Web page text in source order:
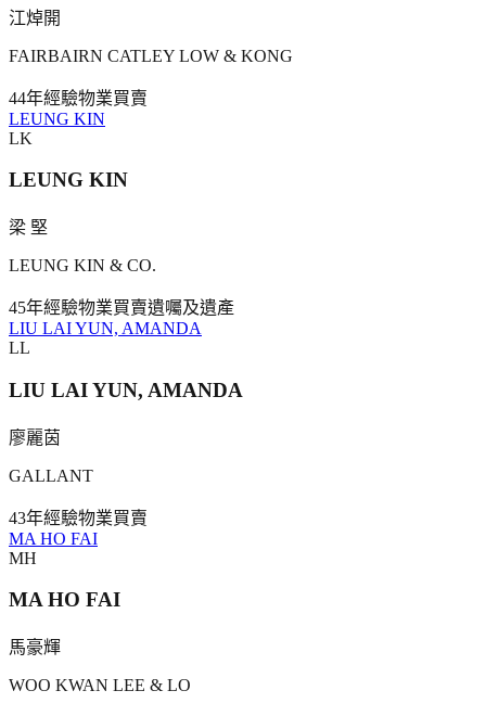
江焯開
FAIRBAIRN CATLEY LOW & KONG
44年經驗物業買賣
LEUNG KIN
LK
LEUNG KIN
梁 堅
LEUNG KIN & CO.
45年經驗物業買賣遺囑及遺產
LIU LAI YUN, AMANDA
LL
LIU LAI YUN, AMANDA
廖麗茵
GALLANT
43年經驗物業買賣
MA HO FAI
MH
MA HO FAI
馬豪輝
WOO KWAN LEE & LO